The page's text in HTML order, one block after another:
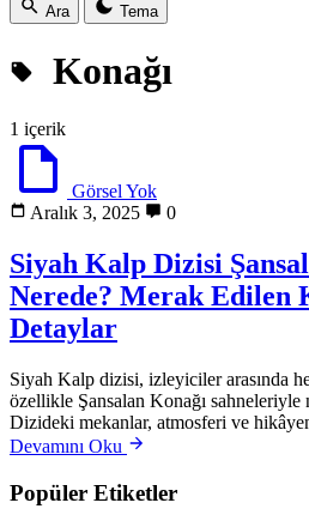
Ara Tema
Konağı
1 içerik
Görsel Yok
Aralık 3, 2025
0
Siyah Kalp Dizisi
Nerede? Merak Edilen
Detaylar
Siyah Kalp dizisi, izleyiciler arasında
özellikle Şansalan Konağı sahneleriyle
Dizideki mekanlar, atmosferi ve
Devamını Oku
Popüler Etiketler